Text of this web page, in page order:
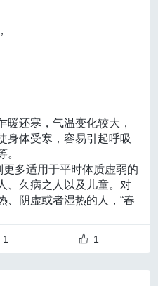
，若在单药治疗下控制欠
、西洛他唑等，但必须严密
南》非常谨慎地指出，尚无
降低卒中风险；如需使用，
明显出血风险后，由专科医
格控制血压并暂缓抗血小板
者，预防再出血的首选治疗
治疗难以实现长期有效的再
用
的基础上，影片注入了现
建跨代际的情感共同体
播。
，使观众“各取所需，每
兴趣点”。她相信，这部
文化的一种现代表达。
精髓，又用现代的方式包
搭建起了连接文化记忆和
感到熟悉，依旧叛逆、依
新的元素。”马铭岳总结
在其票房成绩和文化影响
发展提供的宝贵经验和启
围内创造更多的‘神话’，
量。”
不少于150人次。
织、机构人员交流培训活
织、机构互学互鉴。
，京内交流活动一般不超
（含5万元）的经费支持，
2025年11月30日期间开展
项目总结并提交验收材
关单位。社会组织需正式
发全球首个基于忆阻器类
进脑机接口系统
中。
意念控物的？
暖还寒，气温变化较大，
身体受寒，容易引起呼吸
。
更多适用于平时体质虚弱的
、久病之人以及儿童。对
、阴虚或者湿热的人，“春
体也不出汗，即便气温稍
1 1